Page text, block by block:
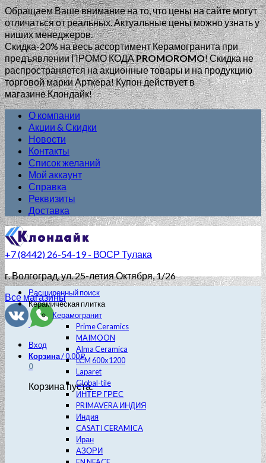
Обращаем Ваше внимание на то, что цены на сайте могут
отличаться от реальных. Актуальные цены можно узнать у
ниших менеджеров.
Скидка-20% на весь ассортимент Керамогранита при
предъявлении ПРОМО КОДАPROMOROMO!Скидка не
распространяется на акционные товары и на продукцию
торговой марки Арткера! Купон действует в
магазине Клондайк!
О компании
Акции & Скидки
Новости
Контакты
Список желаний
Мой аккаунт
Справка
Реквизиты
Доставка
+7 (8442) 26-54-19 - ВОСР Тулака
г. Волгоград, ул. 25-летия Октября, 1/26
Все магазины
Вход
Корзина/0.00₽
0
Корзина пуста.
Расширенный поиск
Керамическая плитка
Керамогранит
Prime Ceramics
MAIMOON
Alma Ceramica
LCM 600х1200
Laparet
Global-tile
ИНТЕР ГРЕС
PRIMAVERA ИНДИЯ
Индия
CASATI CERAMICA
Иран
АЗОРИ